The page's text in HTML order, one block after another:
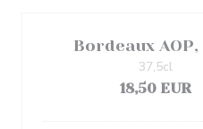
Bordeaux
18,50 EUR
37,5cl